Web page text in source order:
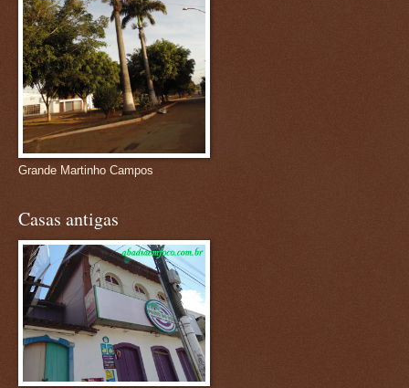
Grande Martinho Campos
Casas antigas